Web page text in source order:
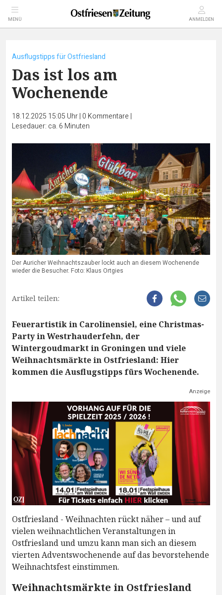
MENÜ ANMELDEN
Ausflugstipps für Ostfriesland
Das ist los am
Wochenende
18.12.2025 15:05 Uhr| 0 Kommentare |
Lesedauer: ca. 6 Minuten
Der Auricher Weihnachtszauber lockt auch an diesem Wochenende
wieder die Besucher. Foto: Klaus Ortgies
Artikel teilen:
Feuerartistik in Carolinensiel, eine Christmas-
Party in Westrhauderfehn, der
Wintergoudmarkt in Groningen und viele
Weihnachtsmärkte in Ostfriesland: Hier
kommen die Ausflugstipps fürs Wochenende.
Anzeige
Ostfriesland - Weihnachten rückt näher – und auf
vielen weihnachtlichen Veranstaltungen in
Ostfriesland und umzu kann man sich an diesem
vierten Adventswochenende auf das bevorstehende
Weihnachtsfest einstimmen.
Weihnachtsmärkte in Ostfriesland